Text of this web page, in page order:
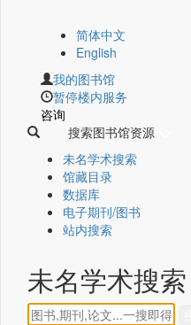
简体中文
English
我的图书馆
暂停楼内服务
咨询
搜索图书馆资源
未名学术搜索
馆藏目录
数据库
电子期刊/图书
站内搜索
未名学术搜索